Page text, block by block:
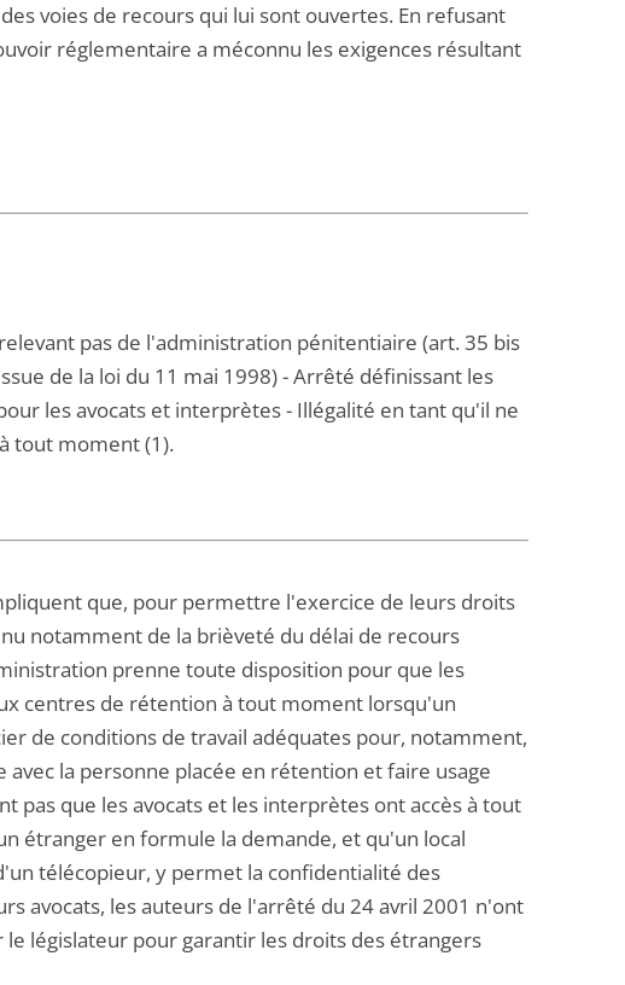
voies de recours qui lui sont ouvertes. En refusant
réglementaire a méconnu les exigences résultant
pas de l'administration pénitentiaire (art. 35 bis
de la loi du 11 mai 1998) - Arrêté définissant les
les avocats et interprètes - Illégalité en tant qu'il ne
tout moment (1).
que, pour permettre l'exercice de leurs droits
notamment de la brièveté du délai de recours
prenne toute disposition pour que les
centres de rétention à tout moment lorsqu'un
de conditions de travail adéquates pour, notamment,
la personne placée en rétention et faire usage
pas que les avocats et les interprètes ont accès à tout
étranger en formule la demande, et qu'un local
télécopieur, y permet la confidentialité des
avocats, les auteurs de l'arrêté du 24 avril 2001 n'ont
législateur pour garantir les droits des étrangers